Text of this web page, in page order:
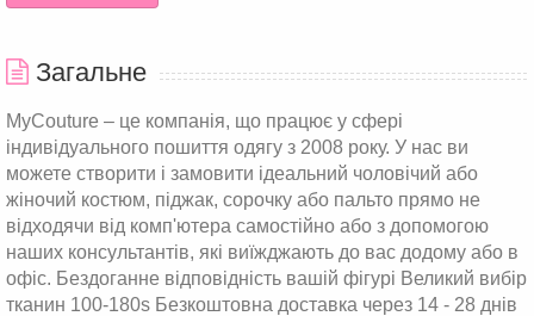
Загальне
MyCouture – це компанія, що працює у сфері
індивідуального пошиття одягу з 2008 року. У нас ви
можете створити і замовити ідеальний чоловічий або
жіночий костюм, піджак, сорочку або пальто прямо не
відходячи від комп'ютера самостійно або з допомогою
наших консультантів, які виїжджають до вас додому або в
офіс. Бездоганне відповідність вашій фігурі Великий вибір
тканин 100-180s Безкоштовна доставка через 14 - 28 днів